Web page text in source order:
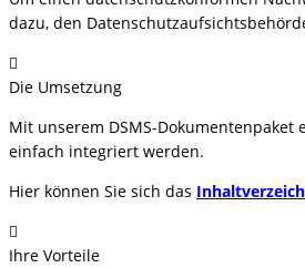
dazu, den
Die Umsetzung
Mit unserem DSMS-
einfach integriert werden.
Hier können Sie sich das
Ihre Vorteile